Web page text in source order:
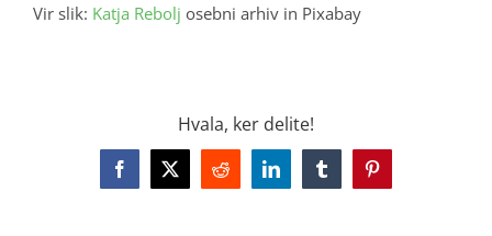
Vir slik: Katja Rebolj osebni arhiv in Pixabay
Hvala, ker delite!
Facebook
X Reddit LinkedInTumblrPinterest